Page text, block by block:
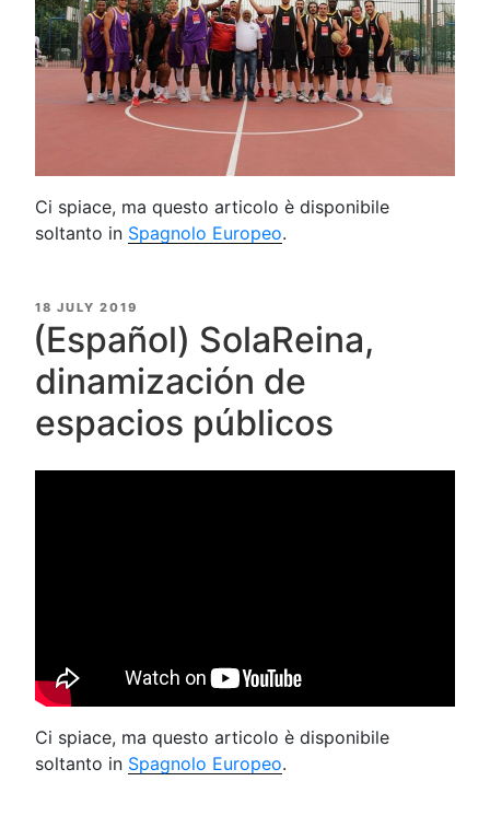
Ci spiace, ma questo articolo è disponibile
soltanto in Spagnolo Europeo.
POSTED
ON
18 JULY 2019
(Español) SolaReina,
dinamización de
espacios públicos
Ci spiace, ma questo articolo è disponibile
soltanto in Spagnolo Europeo.